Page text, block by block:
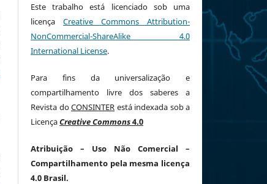
Este trabalho está licenciado sob uma
licençaCreative Commons Attribution-
NonCommercial-ShareAlike 4.0
International License.
Para fins da universalização e
compartilhamento livre dos saberes a
Revista doCONSINTER está indexada sob a
LicençaCreative Commons4.0
Atribuição– Uso Não Comercial –
Compartilhamento pela mesma licença
4.0 Brasil.